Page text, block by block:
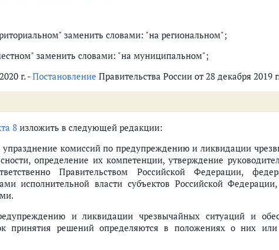
заменить словами: "на региональном";
заменить словами: "на муниципальном";
г. -Постановление Правительства России от 28 декабря 2019
8изложить в следующей редакции:
упразднение комиссий по предупреждению и ликвидации
определение их компетенции, утверждение
Правительством Российской Федерации,
исполнительной власти субъектов Российской
и ликвидации чрезвычайных ситуаций и
принятия решений определяются в положениях о них